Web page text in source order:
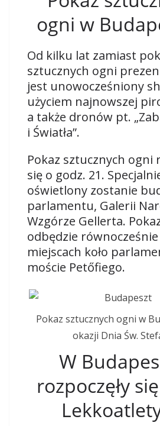
ogni w
Od kilku lat zamiast
sztucznych ogni
jest unowocześniony
użyciem najnowszej
a także dronów pt.
i Światła”.
Pokaz sztucznych ogni
się o godz. 21.
oświetlony zostanie
parlamentu, Galerii
Wzgórze Gellerta.
odbędzie
miejscach koło
moście Petőfiego.
Pokaz sztucznych ogni w
okazji Dnia Św.
W
rozpoczęły